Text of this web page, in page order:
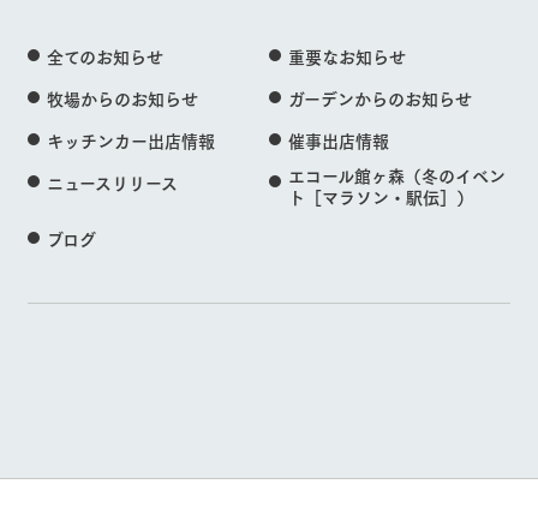
全てのお知らせ
重要なお知らせ
牧場からのお知らせ
ガーデンからのお知らせ
キッチンカー出店情報
催事出店情報
ニュースリリース
エコール館ヶ森（冬のイベン
ト［マラソン・駅伝］）
ブログ